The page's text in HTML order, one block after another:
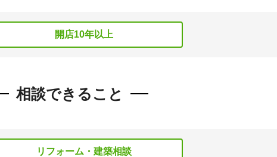
開店10年以上
相談できること
リフォーム・建築相談